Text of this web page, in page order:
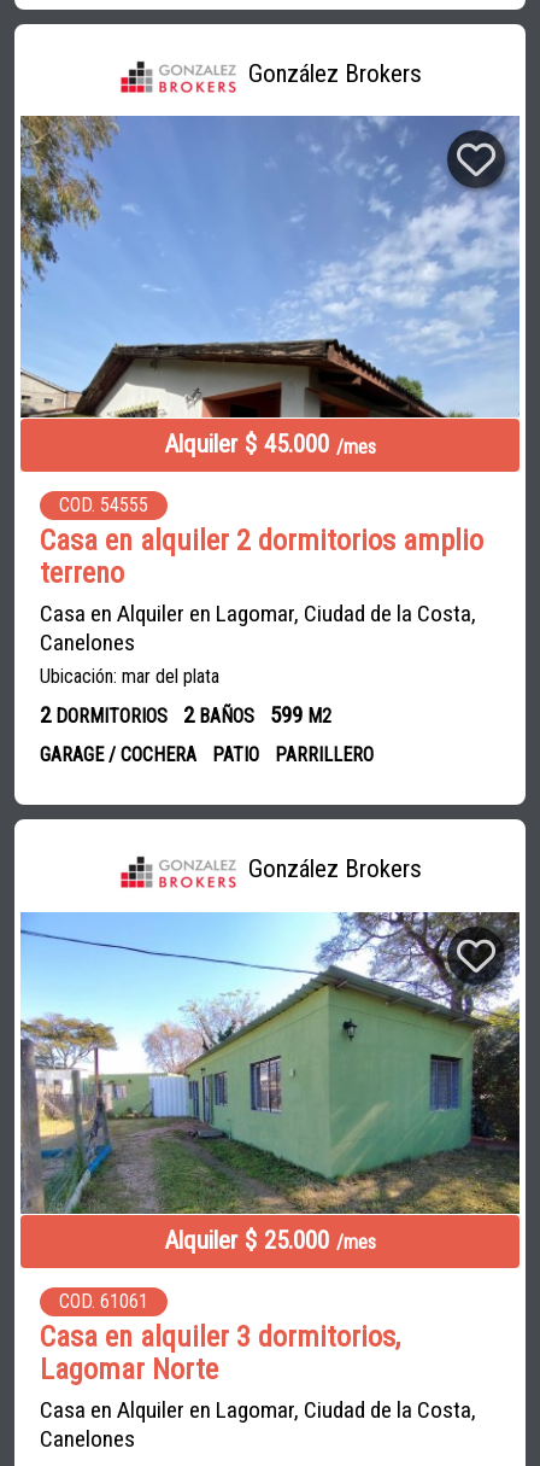
González Brokers
Alquiler $ 45.000 /mes
COD. 54555
Casa en alquiler 2 dormitorios amplio
terreno
Casa en Alquiler en Lagomar, Ciudad de la Costa,
Canelones
Ubicación: mar del plata
2DORMITORIOS 2BAÑOS 599 M2
GARAGE / COCHERA
PATIO PARRILLERO
González Brokers
Alquiler $ 25.000 /mes
COD. 61061
Casa en alquiler 3 dormitorios,
Lagomar Norte
Casa en Alquiler en Lagomar, Ciudad de la Costa,
Canelones